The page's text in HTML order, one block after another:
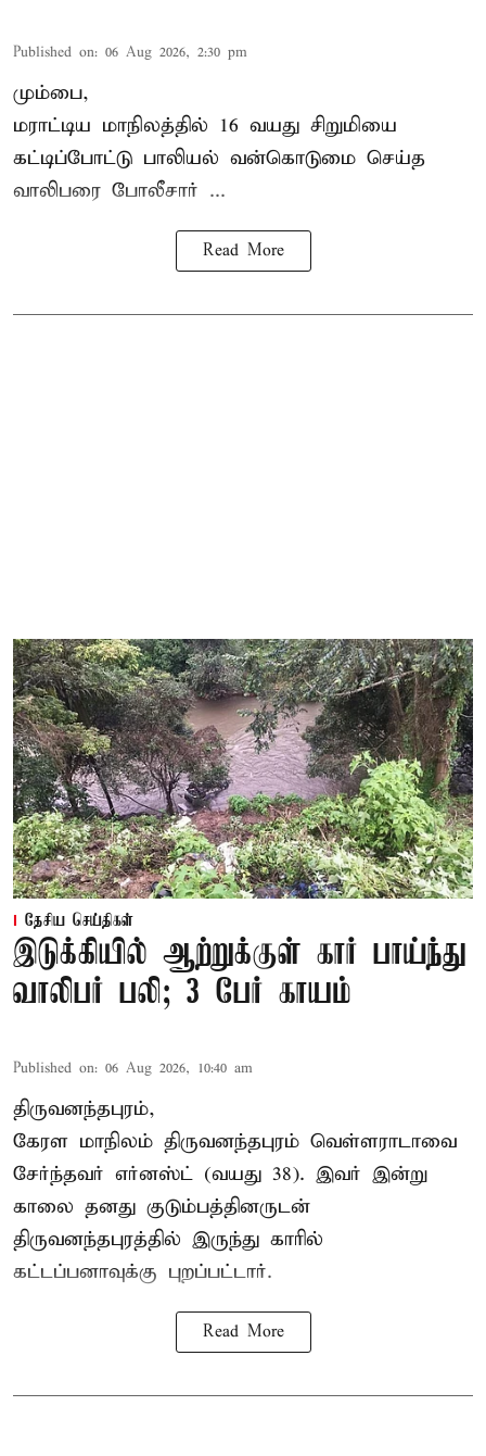
Published on: 06 Aug 2026, 2:30 pm
மும்பை,
மராட்டிய மாநிலத்தில் 16 வயது சிறுமியை
கட்டிப்போட்டு பாலியல் வன்கொடுமை செய்த
வாலிபரை போலீசார் ...
Read More
தேசிய செய்திகள்
இடுக்கியில் ஆற்றுக்குள் கார் பாய்ந்து
வாலிபர் பலி; 3 பேர் காயம்
Published on: 06 Aug 2026, 10:40 am
திருவனந்தபுரம்,
கேரள மாநிலம் திருவனந்தபுரம் வெள்ளராடாவை
சேர்ந்தவர் எர்னஸ்ட் (வயது 38). இவர் இன்று
காலை தனது குடும்பத்தினருடன்
திருவனந்தபுரத்தில் இருந்து காரில்
கட்டப்பனாவுக்கு புறப்பட்டார்.
Read More